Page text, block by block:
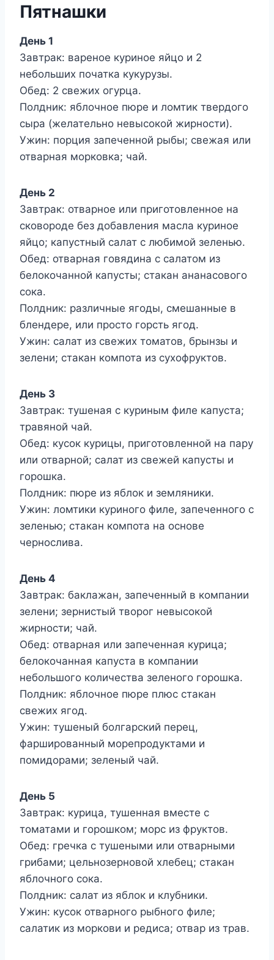
Пятнашки
День 1
Завтрак: вареное куриное яйцо и 2
небольших початка кукурузы.
Обед: 2 свежих огурца.
Полдник: яблочное пюре и ломтик твердого
сыра (желательно невысокой жирности).
Ужин: порция запеченной рыбы; свежая или
отварная морковка; чай.
День 2
Завтрак: отварное или приготовленное на
сковороде без добавления масла куриное
яйцо; капустный салат с любимой зеленью.
Обед: отварная говядина с салатом из
белокочанной капусты; стакан ананасового
сока.
Полдник: различные ягоды, смешанные в
блендере, или просто горсть ягод.
Ужин: салат из свежих томатов, брынзы и
зелени; стакан компота из сухофруктов.
День 3
Завтрак: тушеная с куриным филе капуста;
травяной чай.
Обед: кусок курицы, приготовленной на пару
или отварной; салат из свежей капусты и
горошка.
Полдник: пюре из яблок и земляники.
Ужин: ломтики куриного филе, запеченного с
зеленью; стакан компота на основе
чернослива.
День 4
Завтрак: баклажан, запеченный в компании
зелени; зернистый творог невысокой
жирности; чай.
Обед: отварная или запеченная курица;
белокочанная капуста в компании
небольшого количества зеленого горошка.
Полдник: яблочное пюре плюс стакан
свежих ягод.
Ужин: тушеный болгарский перец,
фаршированный морепродуктами и
помидорами; зеленый чай.
День 5
Завтрак: курица, тушенная вместе с
томатами и горошком; морс из фруктов.
Обед: гречка с тушеными или отварными
грибами; цельнозерновой хлебец; стакан
яблочного сока.
Полдник: салат из яблок и клубники.
Ужин: кусок отварного рыбного филе;
салатик из моркови и редиса; отвар из трав.